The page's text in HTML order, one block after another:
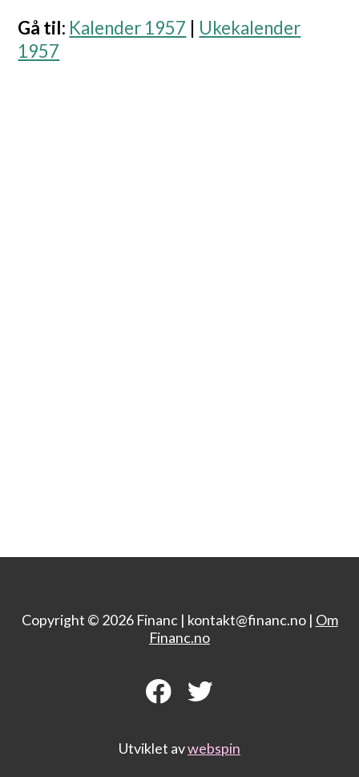
Gå til: Kalender 1957
Ukekalender
1957
Copyright © 2026 Financ | kontakt@financ.no | Om
Financ.no
Utviklet avwebspin